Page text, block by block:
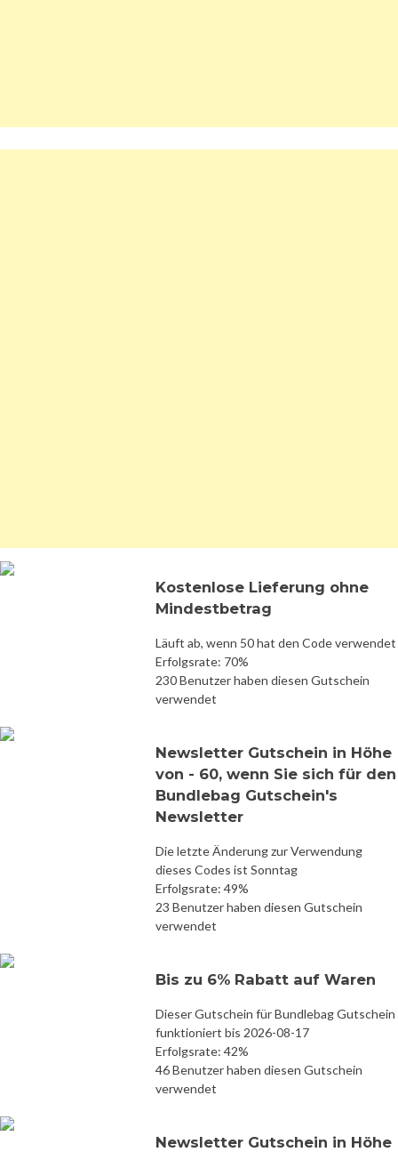
Kostenlose Lieferung ohne
Mindestbetrag
Läuft ab, wenn 50 hat den Code verwendet
Erfolgsrate: 70%
230 Benutzer haben diesen Gutschein
verwendet
Newsletter Gutschein in Höhe
von - 60, wenn Sie sich für den
Bundlebag Gutschein's
Newsletter
Die letzte Änderung zur Verwendung
dieses Codes ist Sonntag
Erfolgsrate: 49%
23 Benutzer haben diesen Gutschein
verwendet
Bis zu 6% Rabatt auf Waren
Dieser Gutschein für Bundlebag Gutschein
funktioniert bis 2026-08-17
Erfolgsrate: 42%
46 Benutzer haben diesen Gutschein
verwendet
Newsletter Gutschein in Höhe